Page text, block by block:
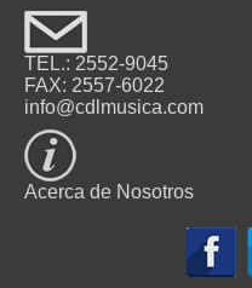
TEL.: 2552-9045
FAX: 2557-6022
info@cdlmusica.com
Acerca de Nosotros